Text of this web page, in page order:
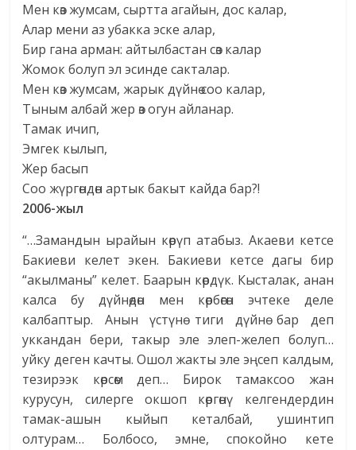
Мен көз жумсам, сыртта агайын, дос калар,
Алар мени аз убакка эске алар,
Бир гана арман: айтылбастан сөз калар
Жомок болуп эл эсинде сакталар.
Мен көз жумсам, жарык дүйнө соо калар,
Тыным албай жер өз огун айланар.
Тамак ичип,
Эмгек кылып,
Жер басып
Соо жүргөндөн артык бакыт кайда бар?!
2006-жыл
“…Замандын ырайын көрүп атабыз. Акаеви кетсе
Бакиеви келет экен. Бакиеви кетсе дагы бир
“акылманы” келет. Баарын көрдүк. Кысталак, анан
калса бу дүйнөдөн мен көрбөгөн эчтеке деле
калбаптыр. Анын үстүнө тиги дүйнө бар деп
уккандан бери, такыр эле элеп-желеп болуп…
уйку деген качты. Ошол жакты эле эңсеп калдым,
тезирээк көрсөм деп… Бирок тамаксоо жан
курусун, силерге окшоп көргөнү келгендердин
тамак-ашын кыйып кеталбай, ушинтип
олтурам… Болбосо, эмне, спокойно кете